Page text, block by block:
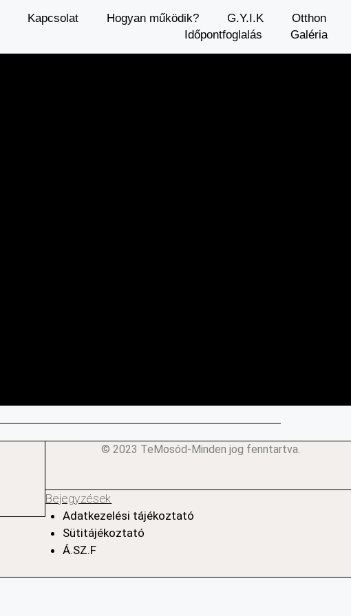
Kapcsolat Hogyan működik? G.Y.I.K
Otthon
Időpontfoglalás
Galéria
© 2023 TeMosód-Minden jog fenntartva.
Bejegyzések
Adatkezelési tájékoztató
Sütitájékoztató
Á.SZ.F